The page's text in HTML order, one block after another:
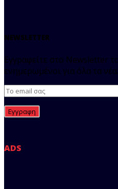
NEWSLETTER
Εγγραφείτε στο Newsletter
ενημερωμένοι για όλα τα νέα.
ADS